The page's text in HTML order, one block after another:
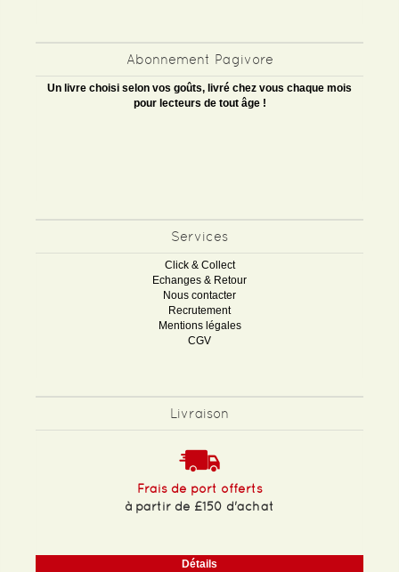
Abonnement Pagivore
Un livre choisi selon vos goûts, livré chez vous chaque mois
pour lecteurs de tout âge !
Services
Click & Collect
Echanges & Retour
Nous contacter
Recrutement
Mentions légales
CGV
Livraison
Frais de port offerts
à partir de £150 d'achat
Détails